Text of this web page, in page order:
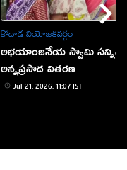
కోదాడ నియోజకవర్గం
అభయాంజనేయ స్వామి
అన్నప్రసాద వితరణ
Jul 21, 2026, 11:07 IST